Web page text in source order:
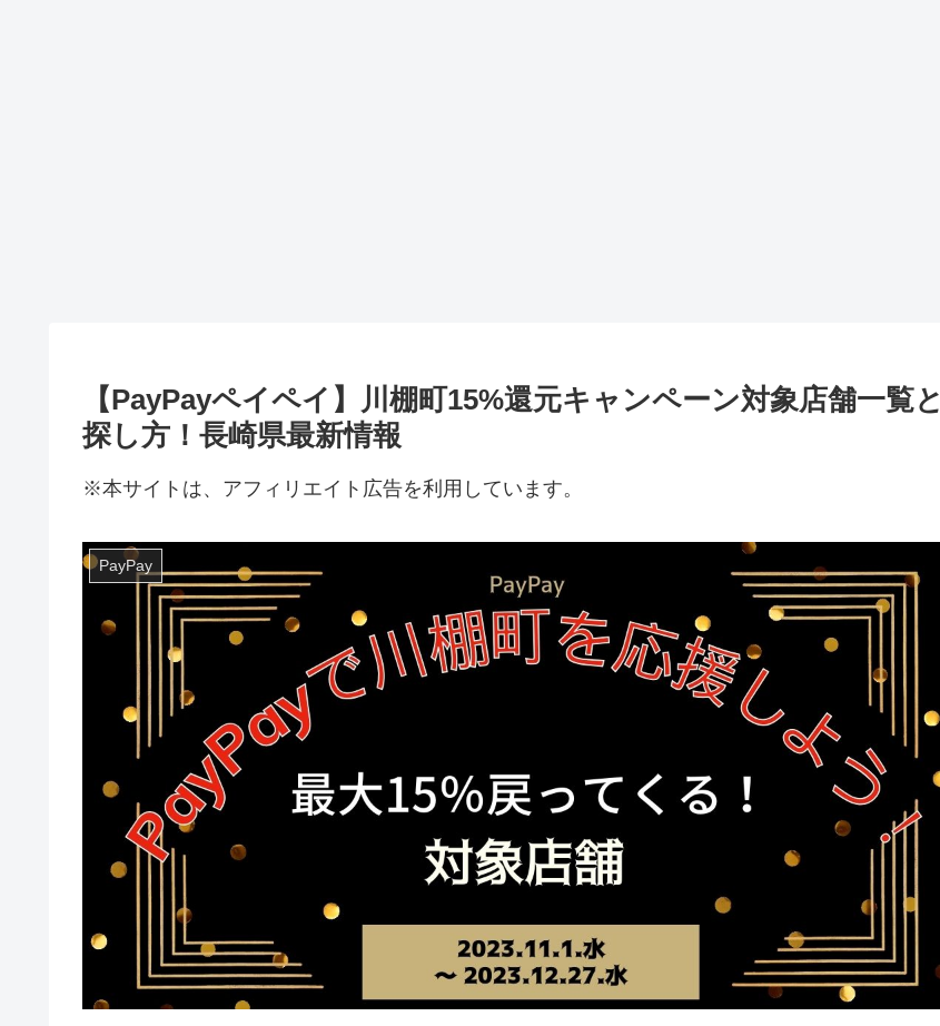
【PayPayペイペイ】川棚町15%還元キャンペーン対象店舗一覧と
探し方！長崎県最新情報
※本サイトは、アフィリエイト広告を利用しています。
PayPay